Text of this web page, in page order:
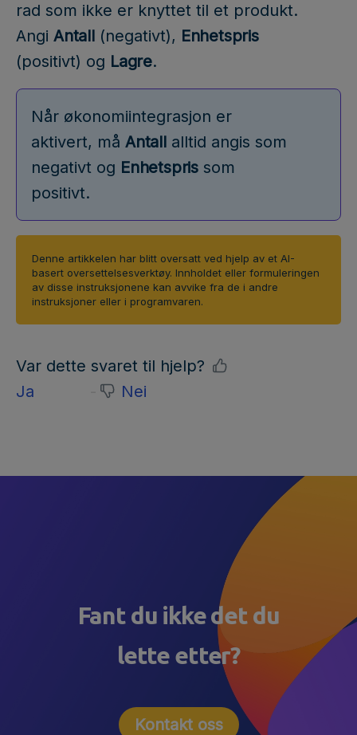
rad som ikke er knyttet til et produkt.
Angi Antall(negativt), Enhetspris
(positivt) og Lagre.
Når økonomiintegrasjon er
aktivert, må Antallalltid angis som
negativt og Enhetspris som
positivt.
Denne artikkelen har blitt oversatt ved hjelp av et AI-
basert oversettelsesverktøy. Innholdet eller formuleringen
av disse instruksjonene kan avvike fra de i andre
instruksjoner eller i programvaren.
Var dette svaret til hjelp?
Ja
Nei
Fant du ikke det du
lette etter?
Kontakt oss